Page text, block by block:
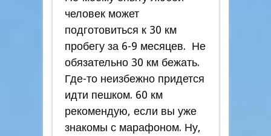
человек может
подготовиться к 30 км
пробегу за 6-9 месяцев. Не
обязательно 30 км бежать.
Где-то неизбежно придется
идти пешком. 60 км
рекомендую, если вы уже
знакомы с марафоном. Ну,